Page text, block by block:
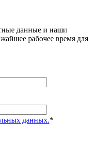
данные и наши
рабочее время для
данных.*